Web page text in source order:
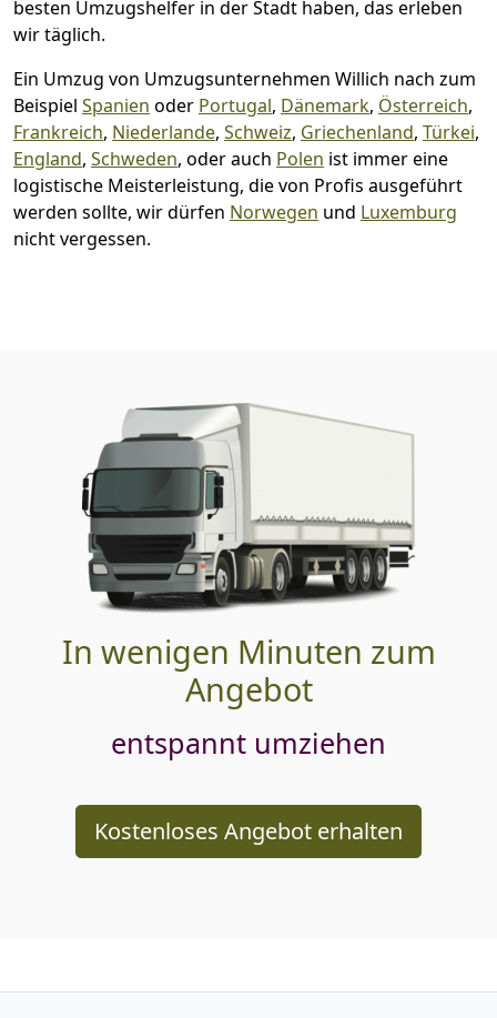
besten Umzugshelfer in der Stadt haben, das erleben
wir täglich.
Ein Umzug von Umzugsunternehmen Willich nach zum
Beispiel Spanien oder Portugal, Dänemark, Österreich,
Frankreich, Niederlande, Schweiz, Griechenland, Türkei,
England, Schweden, oder auch Polen ist immer eine
logistische Meisterleistung, die von Profis ausgeführt
werden sollte, wir dürfen Norwegen und Luxemburg
nicht vergessen.
In wenigen Minuten zum
Angebot
entspannt umziehen
Kostenloses Angebot erhalten